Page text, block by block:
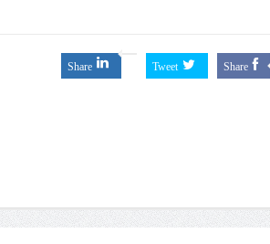
Share
Tweet
Share